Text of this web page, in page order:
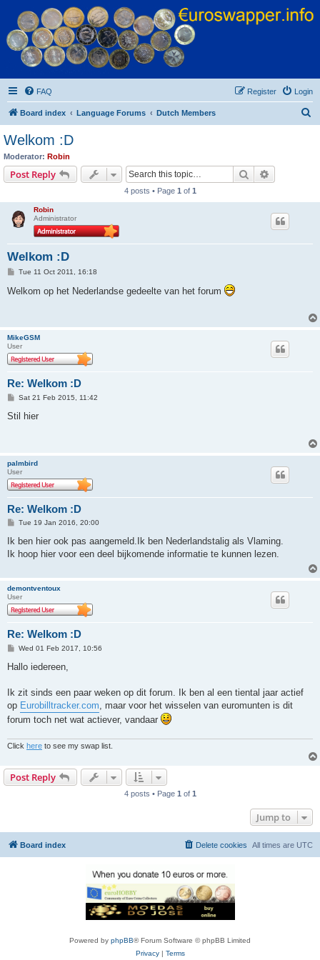
Euroswapper
Euroswapper.info
FAQ Login
Register
Board index Language Forums Dutch Members
Welkom :D
Moderator: Robin
Post Reply Search
4 posts • Page 1 of 1
Robin
Administrator
Welkom :D
P
s
t
Tue 11 Oct 2011, 16:18
Welkom op het Nederlandse gedeelte van het forum
MikeGSM
User
Re: Welkom :D
P
s
Sat 21 Feb 2015, 11:42
Stil hier
palmbird
User
Re: Welkom :D
P
s
Tue 19 Jan 2016, 20:00
Ik ben hier ook pas aangemeld.Ik ben Nederlandstalig als Vlaming.
Ik hoop hier voor een deel bijkomende informatie te kunnen lezen.
demontventoux
User
Re: Welkom :D
P
s
Wed 01 Feb 2017, 10:56
Hallo iedereen,
Ik zit sinds een paar weken op dit forum. Ik ben al een tiental jaar actief
op Eurobilltracker.com , maar voor het wisselen van euromunten is dit
forum toch net wat actiever, vandaar
Click here to see my swap list.
Post Reply
4 posts • Page 1 of 1
Jump to
Board index All times are UTC
Delete cookies
Powered by phpBB® Forum Software © phpBB Limited
Privacy| Terms